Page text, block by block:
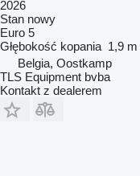
2026
Stan nowy
Euro 5
Głębokość kopania 1,9 m
Belgia, Oostkamp
TLS Equipment bvba
Kontakt z dealerem